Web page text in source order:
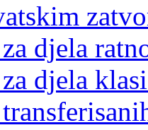
djela
djela